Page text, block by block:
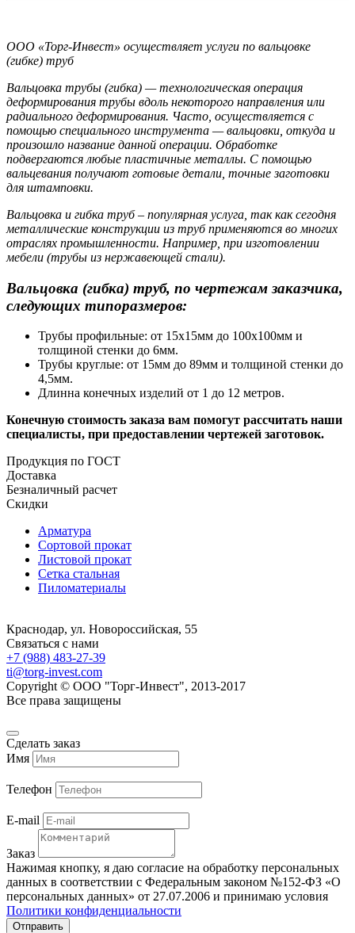
ООО «Торг-Инвест» осуществляет услуги по вальцовке
(гибке) труб
Вальцовка трубы (гибка) — технологическая операция
деформирования трубы вдоль некоторого направления или
радиального деформирования. Часто, осуществляется с
помощью специального инструмента — вальцовки, откуда и
произошло название данной операции. Обработке
подвергаются любые пластичные металлы. С помощью
вальцевания получают готовые детали, точные заготовки
для штамповки.
Вальцовка и гибка труб – популярная услуга, так как сегодня
металлические конструкции из труб применяются во многих
отраслях промышленности. Например, при изготовлении
мебели (трубы из нержавеющей стали).
Вальцовка (гибка) труб, по чертежам заказчика,
следующих типоразмеров:
Трубы профильные: от 15х15мм до 100х100мм и
толщиной стенки до 6мм.
Трубы круглые: от 15мм до 89мм и толщиной стенки до
4,5мм.
Длинна конечных изделий от 1 до 12 метров.
Конечную стоимость заказа вам помогут рассчитать наши
специалисты, при предоставлении чертежей заготовок.
Продукция по ГОСТ
Доставка
Безналичный расчет
Скидки
Арматура
Сортовой прокат
Листовой прокат
Сетка стальная
Пиломатериалы
Краснодар, ул. Новороссийская, 55
Связаться с нами
+7 (988) 483-27-39
ti@torg-invest.com
Copyright © ООО "Торг-Инвест", 2013-2017
Все права защищены
Сделать заказ
Имя
Телефон
E-mail
Заказ
Нажимая кнопку, я даю согласие на обработку персональных
данных в соответствии с Федеральным законом №152-ФЗ «О
персональных данных» от 27.07.2006 и принимаю условия
Политики конфиденциальности